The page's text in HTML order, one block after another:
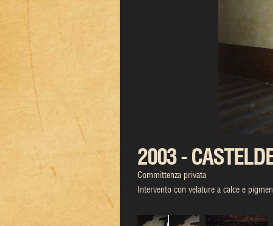
2003 -
Committenza privata
Intervento con velature a calce e